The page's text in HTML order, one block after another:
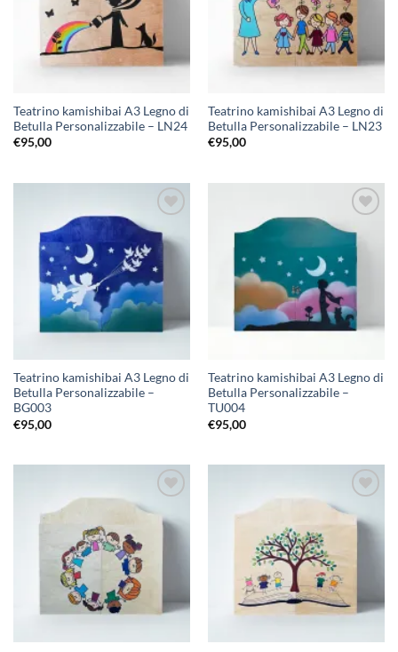
Teatrino kamishibai A3 Legno di
Betulla Personalizzabile – LN24
€95,00
Teatrino kamishibai A3 Legno di
Betulla Personalizzabile – LN23
€95,00
Aggiungi
alla lista
desideri
Teatrino kamishibai A3 Legno di
Betulla Personalizzabile –
BG003
€95,00
Aggiungi
desideri
Teatrino kamishibai A3 Legno di
Betulla Personalizzabile –
TU004
€95,00
Aggiungi
alla lista
desideri
Aggiungi
alla lista